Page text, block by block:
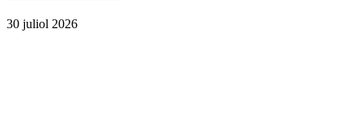
30 juliol 2026